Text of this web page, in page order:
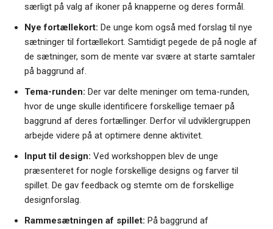
særligt på valg af ikoner på knapperne og deres formål.
Nye fortællekort: De unge kom også med forslag til nye
sætninger til fortællekort. Samtidigt pegede de på nogle af
de sætninger, som de mente var svære at starte samtaler
på baggrund af.
Tema-runden: Der var delte meninger om tema-runden,
hvor de unge skulle identificere forskellige temaer på
baggrund af deres fortællinger. Derfor vil udviklergruppen
arbejde videre på at optimere denne aktivitet.
Input til design: Ved workshoppen blev de unge
præsenteret for nogle forskellige designs og farver til
spillet. De gav feedback og stemte om de forskellige
designforslag.
Rammesætningen af spillet: På baggrund af